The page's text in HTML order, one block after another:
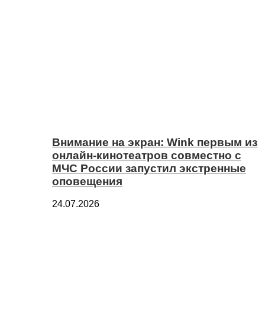
Внимание на экран: Wink первым из
онлайн-кинотеатров совместно с
МЧС России запустил экстренные
оповещения
24.07.2026